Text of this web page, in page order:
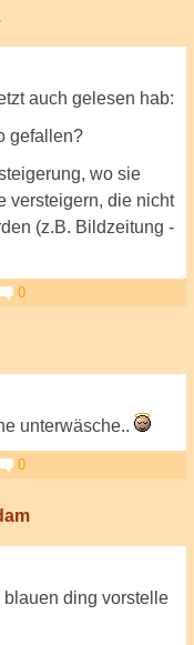
auch gelesen hab:
gefallen?
wo sie
versteigern, die nicht
(z.B. Bildzeitung -
0
unterwäsche..
0
ding vorstelle